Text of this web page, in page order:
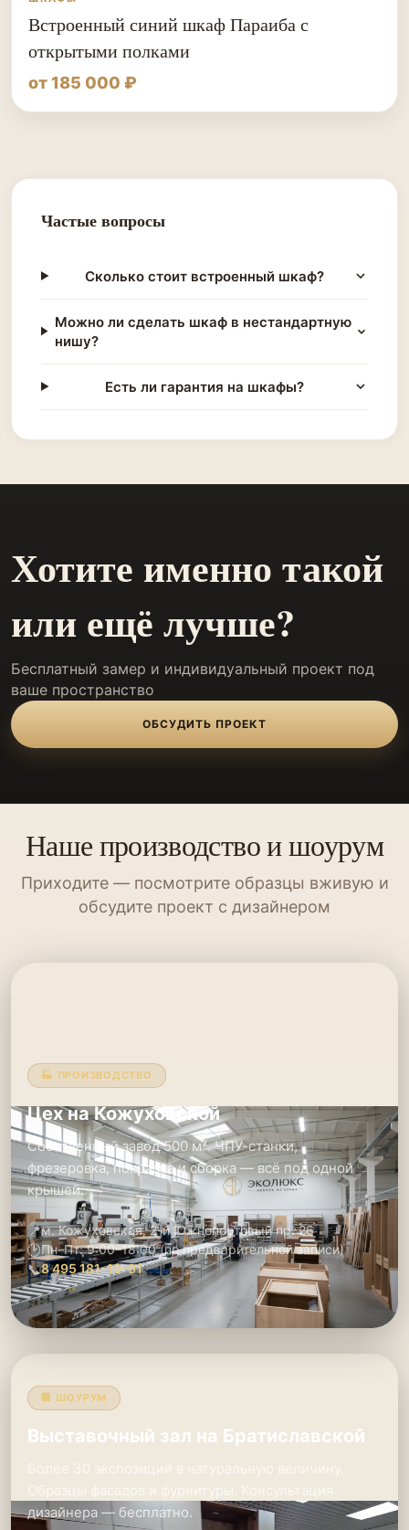
Встроенный синий шкаф Параиба с
открытыми полками
от 185 000 ₽
Частые вопросы
Сколько стоит встроенный шкаф?
Можно ли сделать шкаф в нестандартную
нишу?
Есть ли гарантия на шкафы?
Хотите именно такой
или ещё лучше?
Бесплатный замер и индивидуальный проект под
ваше пространство
ОБСУДИТЬ ПРОЕКТ
Наше производство и шоурум
Приходите — посмотрите образцы вживую и
обсудите проект с дизайнером
🏭 ПРОИЗВОДСТВО
Цех на Кожуховской
Собственный завод 500 м². ЧПУ-станки,
фрезеровка, покраска и сборка — всё под одной
крышей.
📍м. Кожуховская, 2-й Южнопортовый пр. 26
🕑Пн–Пт: 9:00–18:00 (по предварительной записи)
📞8 495 181-19-91
🏢 ШОУРУМ
Выставочный зал на Братиславской
Более 30 экспозиций в натуральную величину.
Образцы фасадов и фурнитуры. Консультация
дизайнера — бесплатно.